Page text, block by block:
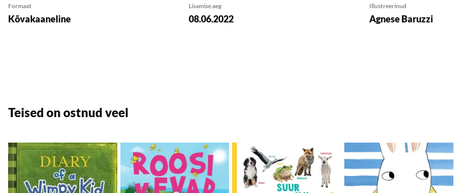
Formaat
Kõvakaaneline
Lisamise aeg
08.06.2022
Illustreerinud
Agnese Baruzzi
Teised on ostnud veel
Lisa soovikorvi
Lisa ostukorvi
Lisa soovikorvi
Lisa ostukorvi
Lisa soovikorvi
Lisa ostukorvi Lisa ostukorvi